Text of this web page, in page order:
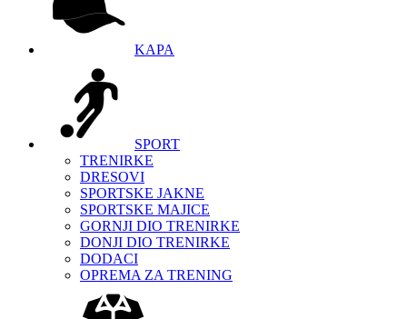
KAPA
SPORT
TRENIRKE
DRESOVI
SPORTSKE JAKNE
SPORTSKE MAJICE
GORNJI DIO TRENIRKE
DONJI DIO TRENIRKE
DODACI
OPREMA ZA TRENING